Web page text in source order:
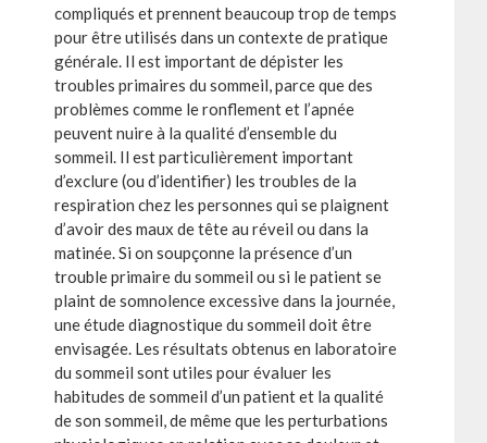
compliqués et prennent beaucoup trop de temps
pour être utilisés dans un contexte de pratique
générale. Il est important de dépister les
troubles primaires du sommeil, parce que des
problèmes comme le ronflement et l’apnée
peuvent nuire à la qualité d’ensemble du
sommeil. Il est particulièrement important
d’exclure (ou d’identifier) les troubles de la
respiration chez les personnes qui se plaignent
d’avoir des maux de tête au réveil ou dans la
matinée. Si on soupçonne la présence d’un
trouble primaire du sommeil ou si le patient se
plaint de somnolence excessive dans la journée,
une étude diagnostique du sommeil doit être
envisagée. Les résultats obtenus en laboratoire
du sommeil sont utiles pour évaluer les
habitudes de sommeil d’un patient et la qualité
de son sommeil, de même que les perturbations